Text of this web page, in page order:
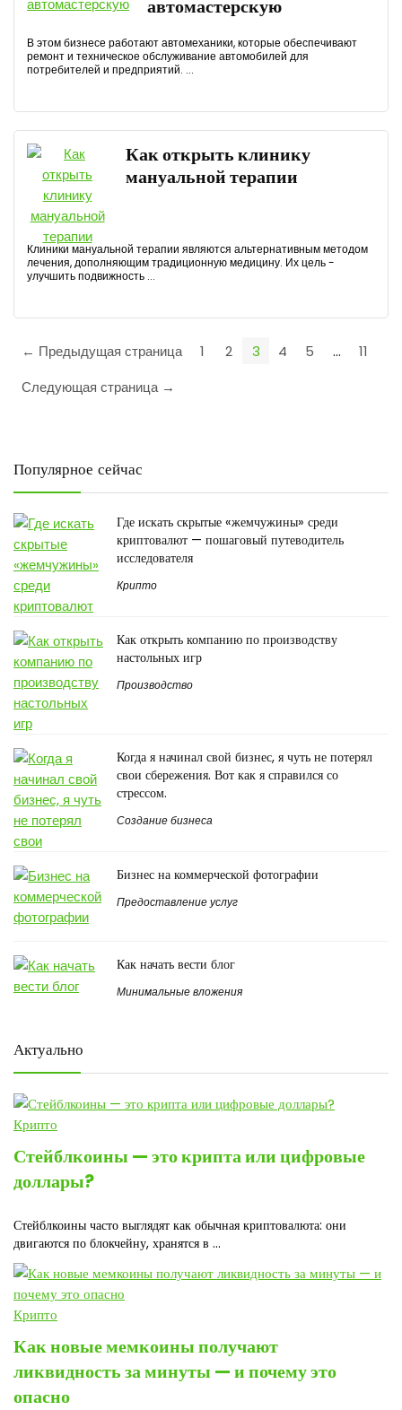
автомастерскую
В этом бизнесе работают автомеханики, которые обеспечивают
ремонт и техническое обслуживание автомобилей для
потребителей и предприятий. ...
Как открыть клинику
мануальной терапии
Клиники мануальной терапии являются альтернативным методом
лечения, дополняющим традиционную медицину. Их цель -
улучшить подвижность ...
← Предыдущая страница 1 2 3 4 5 …
11
Следующая страница →
Популярное сейчас
Где искать скрытые «жемчужины» среди
криптовалют — пошаговый путеводитель
исследователя
Крипто
Как открыть компанию по производству
настольных игр
Производство
Когда я начинал свой бизнес, я чуть не потерял
свои сбережения. Вот как я справился со
стрессом.
Создание бизнеса
Бизнес на коммерческой фотографии
Предоставление услуг
Как начать вести блог
Минимальные вложения
Актуально
Крипто
Стейблкоины — это крипта или цифровые
доллары?
Стейблкоины часто выглядят как обычная криптовалюта: они
двигаются по блокчейну, хранятся в ...
Крипто
Как новые мемкоины получают
ликвидность за минуты — и почему это
опасно